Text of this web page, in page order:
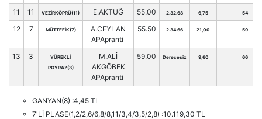
11 11 VEZİRKÖPRÜ(11) E.AKTUĞ 55.00 2.32.68 6,75 54
12 7 MÜTTEFİK(7)
A.CEYLAN
APApranti
55.50 2.34.66 21,00 59
13 3
YÜREKLİ
POYRAZ(3)
M.ALİ
AKGÖBEK
APApranti
59.00 Derecesiz 9,60 66
GANYAN(8) :4,45 TL
7'Lİ PLASE(1,2/2,6/6,8/8,11/3,4/3,5/2,8) :10.119,30 TL